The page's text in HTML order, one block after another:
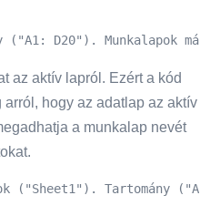
("A1: D20"). Munkalapok
az aktív lapról. Ezért a kód
hogy az adatlap az aktív
a munkalap nevét
("Sheet1"). Tartomány